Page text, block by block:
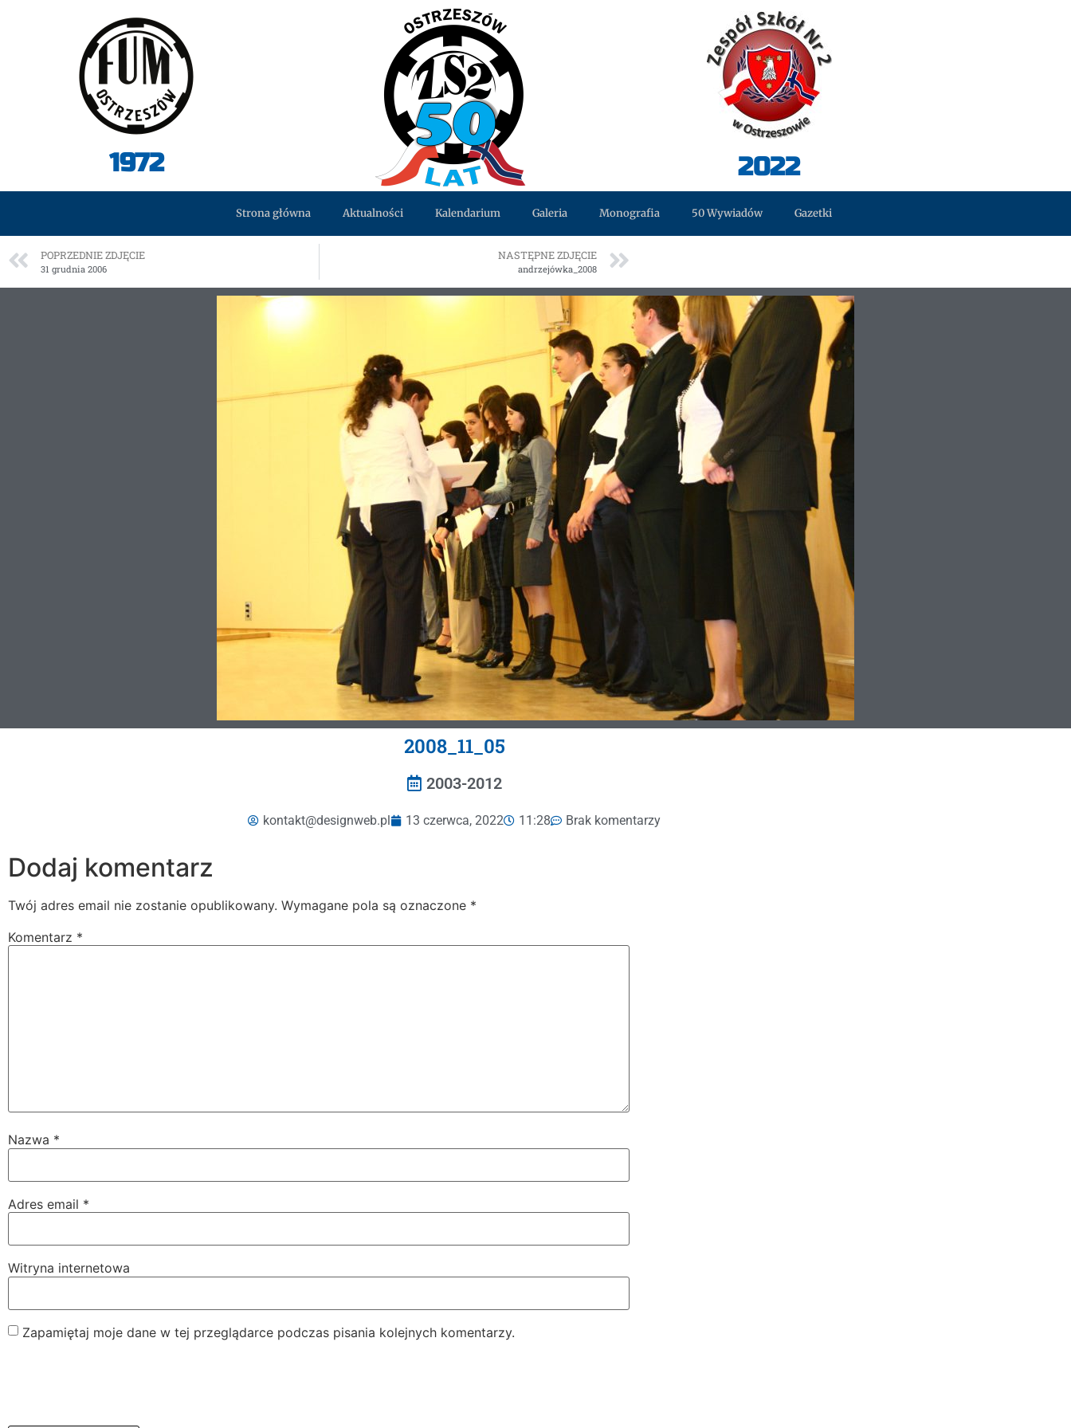
1972 2022
Strona główna Aktualności Kalendarium Galeria Monografia 50 Wywiadów Gazetki
POPRZEDNIE ZDJĘCIE
31 grudnia 2006
NASTĘPNE ZDJĘCIE
andrzejówka_2008
2008_11_05
2003-2012
kontakt@designweb.pl 13 czerwca, 2022 11:28 Brak komentarzy
Dodaj komentarz
Twój adres email nie zostanie opublikowany. Wymagane pola są oznaczone *
Komentarz *
Nazwa *
Adres email *
Witryna internetowa
Zapamiętaj moje dane w tej przeglądarce podczas pisania kolejnych komentarzy.